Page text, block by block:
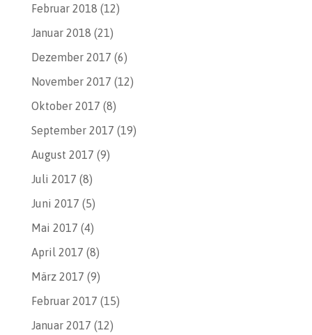
Februar 2018 (12)
Januar 2018 (21)
Dezember 2017 (6)
November 2017 (12)
Oktober 2017 (8)
September 2017 (19)
August 2017 (9)
Juli 2017 (8)
Juni 2017 (5)
Mai 2017 (4)
April 2017 (8)
März 2017 (9)
Februar 2017 (15)
Januar 2017 (12)